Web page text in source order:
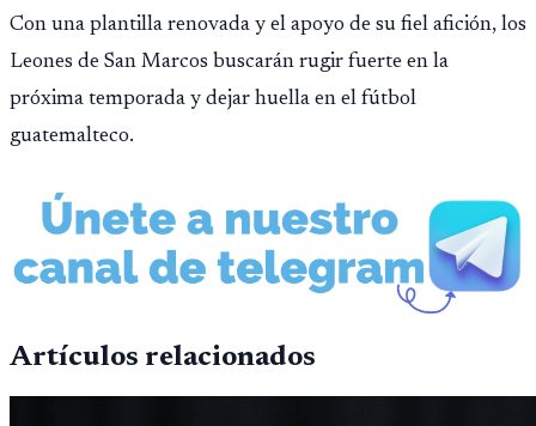
Con una plantilla renovada y el apoyo de su fiel afición, los
Leones de San Marcos buscarán rugir fuerte en la
próxima temporada y dejar huella en el fútbol
guatemalteco.
Artículos relacionados